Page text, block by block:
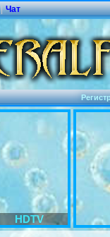
| Чат
HDTV